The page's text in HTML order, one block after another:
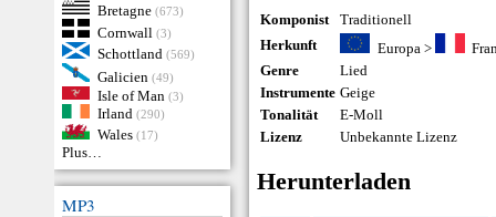
Bretagne (673)
Cornwall (3)
Schottland (569)
Galicien (49)
Isle of Man (3)
Irland (290)
Wales (17)
Plus…
MP3
Komponist
Traditionell
Herkunft
Europa>
Genre
Lied
Instrumente Geige
Tonalität
E-Moll
Lizenz
Unbekannte Lizenz
Herunterladen